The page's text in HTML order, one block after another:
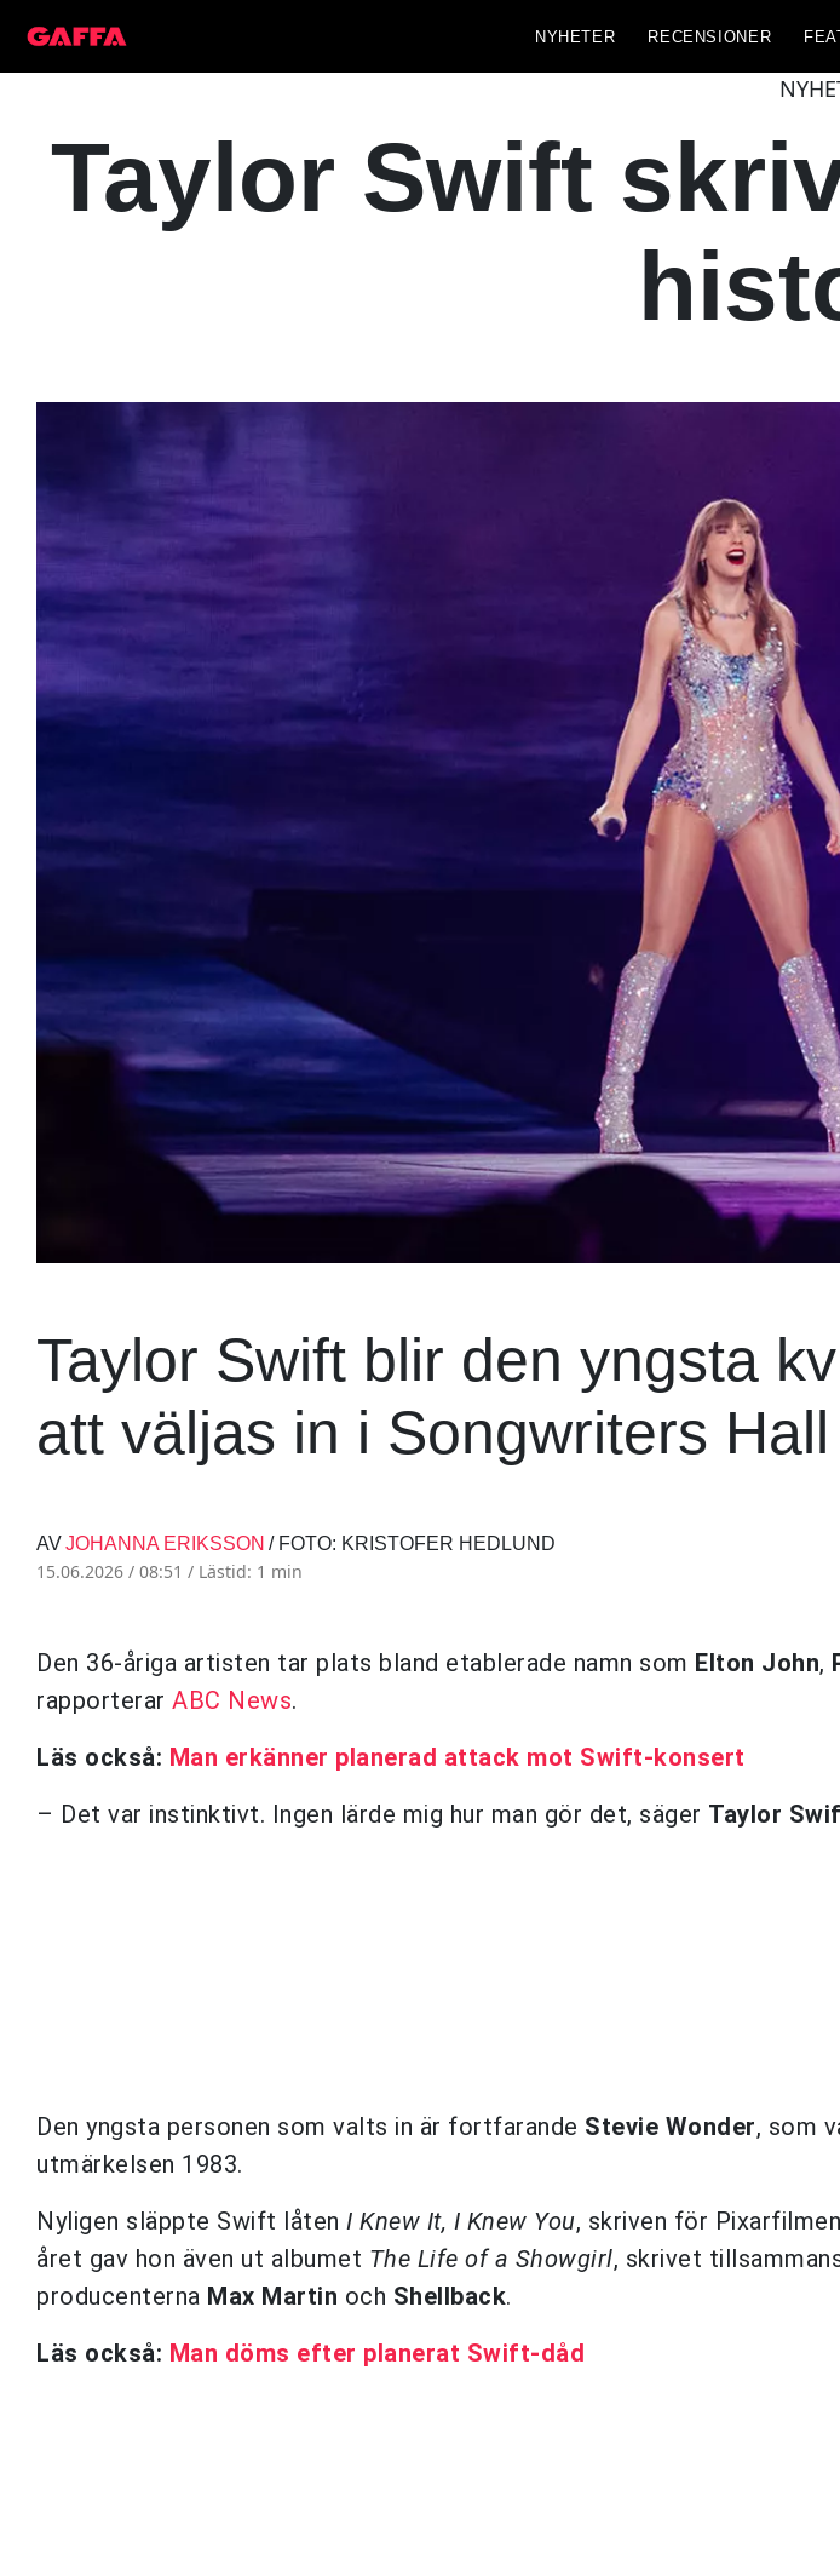
NYHETER RECENSIONER
Taylor Swift
Taylor Swift blir den yngsta
att väljas in i Songwriters
AVJOHANNA ERIKSSON / FOTO: KRISTOFER HEDLUND
15.06.2026 / 08:51 / Lästid: 1 min
Den 36-åriga artisten tar plats bland etablerade namn som Elton John,
rapporterar ABC News.
Läs också: Man erkänner planerad attack mot Swift-konsert
– Det var instinktivt. Ingen lärde mig hur man gör det, säger Taylor
Den yngsta personen som valts in är fortfarande Stevie Wonder, som
utmärkelsen 1983.
Nyligen släppte Swift låten I Knew It, I Knew You, skriven för Pixarfilmen
året gav hon även ut albumet The Life of a Showgirl, skrivet
producenterna Max Martin och Shellback.
Läs också: Man döms efter planerat Swift-dåd